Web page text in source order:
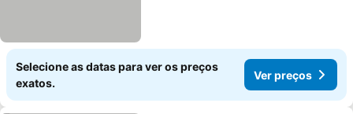
Selecione as datas para ver os preços
exatos.
Ver preços